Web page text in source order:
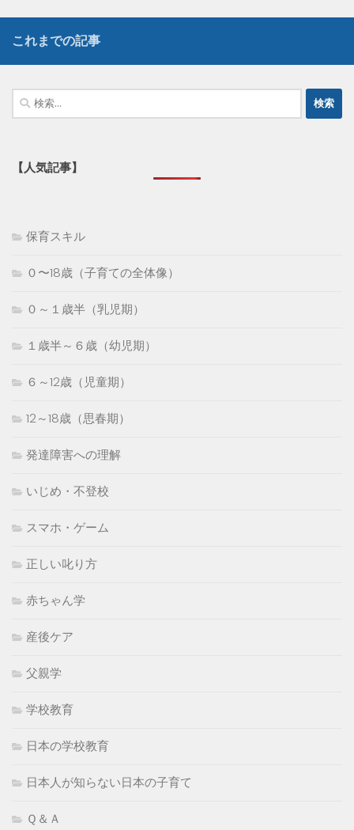
これまでの記事
検
索:
【人気記事】
保育スキル
０〜18歳（子育ての全体像）
０～１歳半（乳児期）
１歳半～６歳（幼児期）
６～12歳（児童期）
12～18歳（思春期）
発達障害への理解
いじめ・不登校
スマホ・ゲーム
正しい叱り方
赤ちゃん学
産後ケア
父親学
学校教育
日本の学校教育
日本人が知らない日本の子育て
Ｑ＆Ａ